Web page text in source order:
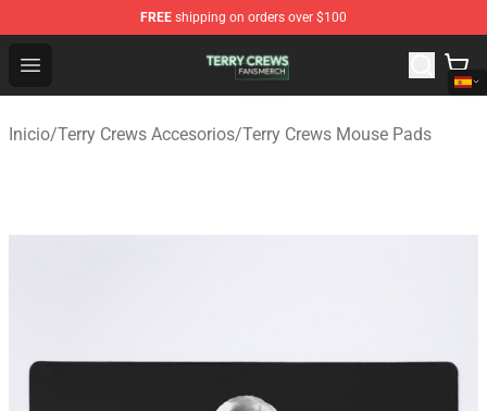
FREE shipping on orders over $100
Open menu
Terry Crews Shop - Official Terry Crews Merchandise
Inicio/Terry Crews Accesorios/Terry Crews Mouse Pads